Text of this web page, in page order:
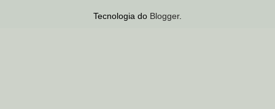
Tecnologia do Blogger.